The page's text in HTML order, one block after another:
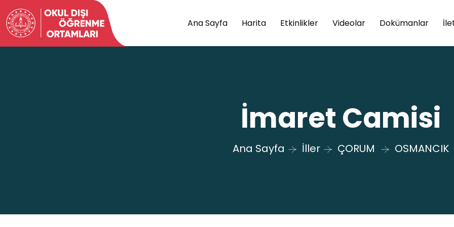
Ana Sayfa Harita Etkinlikler Videolar Dokümanlar
İmaret Camisi
Ana Sayfa İller ÇORUM OSMANCIK